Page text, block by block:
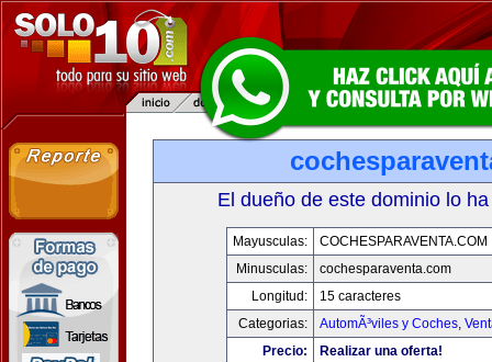
El dueño de este dominio lo
Mayusculas:
COCHESPARAVENTA.COM
Minusculas:
cochesparaventa.com
Longitud:
15 caracteres
Categorias:
AutomÃ³viles y Coches,
Precio:
Realizar una oferta!